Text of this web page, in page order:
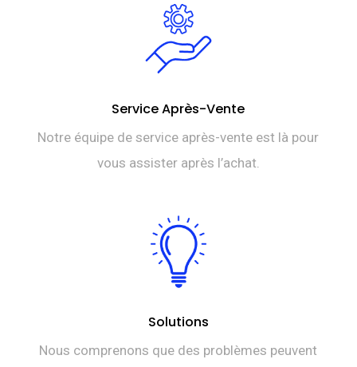
Service Après-Vente
Notre équipe de service après-vente est là pour
vous assister après l’achat.
Solutions
Nous comprenons que des problèmes peuvent